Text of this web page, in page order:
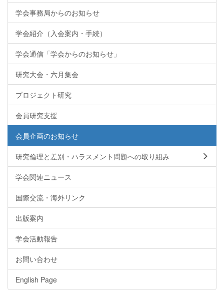
学会事務局からのお知らせ
学会紹介（入会案内・手続）
学会通信「学会からのお知らせ」
研究大会・六月集会
プロジェクト研究
会員研究支援
会員企画のお知らせ
研究倫理と差別・ハラスメント問題への取り組み
学会関連ニュース
国際交流・海外リンク
出版案内
学会活動報告
お問い合わせ
English Page